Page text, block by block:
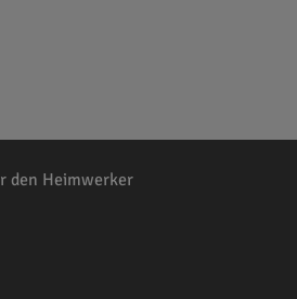
den Heimwerker